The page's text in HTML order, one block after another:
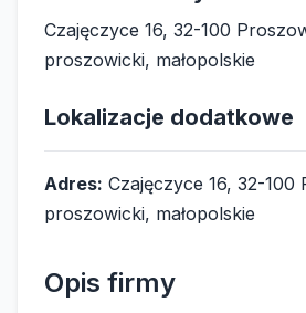
Czajęczyce 16, 32-100
proszowicki, małopolskie
Lokalizacje dodatkowe
Adres: Czajęczyce 16, 32-100
proszowicki, małopolskie
Opis firmy